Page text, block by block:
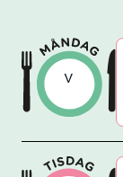
v